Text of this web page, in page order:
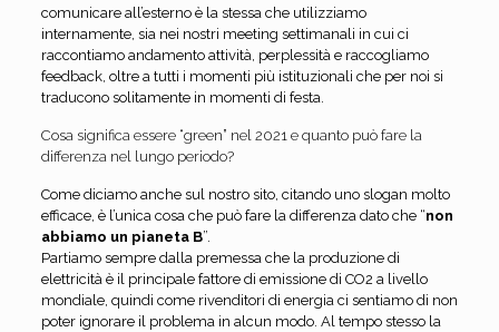
comunicare all’esterno è la stessa che utilizziamo
internamente, sia nei nostri meeting settimanali in cui ci
raccontiamo andamento attività, perplessità e raccogliamo
feedback, oltre a tutti i momenti più istituzionali che per noi si
traducono solitamente in momenti di festa.
Cosa significa essere “green” nel 2021 e quanto può fare la
differenza nel lungo periodo?
Come diciamo anche sul nostro sito, citando uno slogan molto
efficace, è l’unica cosa che può fare la differenza dato che “non
abbiamo un pianeta B”.
Partiamo sempre dalla premessa che la produzione di
elettricità è il principale fattore di emissione di CO2 a livello
mondiale, quindi come rivenditori di energia ci sentiamo di non
poter ignorare il problema in alcun modo. Al tempo stesso la